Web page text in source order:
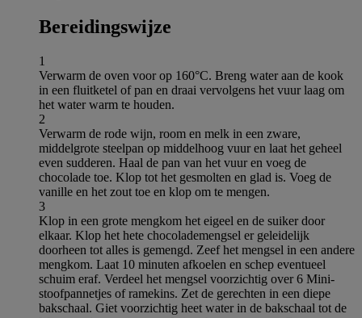
Bereidingswijze
1
Verwarm de oven voor op 160°C. Breng water aan de kook
in een fluitketel of pan en draai vervolgens het vuur laag om
het water warm te houden.
2
Verwarm de rode wijn, room en melk in een zware,
middelgrote steelpan op middelhoog vuur en laat het geheel
even sudderen. Haal de pan van het vuur en voeg de
chocolade toe. Klop tot het gesmolten en glad is. Voeg de
vanille en het zout toe en klop om te mengen.
3
Klop in een grote mengkom het eigeel en de suiker door
elkaar. Klop het hete chocolademengsel er geleidelijk
doorheen tot alles is gemengd. Zeef het mengsel in een andere
mengkom. Laat 10 minuten afkoelen en schep eventueel
schuim eraf. Verdeel het mengsel voorzichtig over 6 Mini-
stoofpannetjes of ramekins. Zet de gerechten in een diepe
bakschaal. Giet voorzichtig heet water in de bakschaal tot de